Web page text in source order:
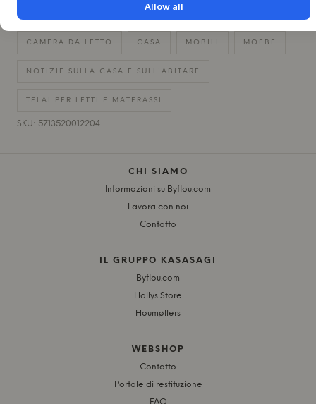
CAMERA DA LETTO CASA MOBILI MOEBE
NOTIZIE SULLA CASA E SULL'ABITARE
TELAI PER LETTI E MATERASSI
SKU: 5713520012204
CHI SIAMO
Informazioni su Byflou.com
Lavora con noi
Contatto
IL GRUPPO KASASAGI
Byflou.com
Hollys Store
Houmøllers
WEBSHOP
Contatto
Portale di restituzione
FAQ
Allow all